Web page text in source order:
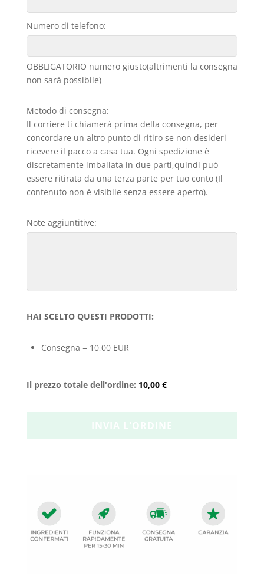
Numero di telefono:
OBBLIGATORIO numero giusto(altrimenti la consegna
non sarà possibile)
Metodo di consegna:
Il corriere ti chiamerà prima della consegna, per
concordare un altro punto di ritiro se non desideri
ricevere il pacco a casa tua. Ogni spedizione è
discretamente imballata in due parti,quindi può
essere ritirata da una terza parte per tuo conto (Il
contenuto non è visibile senza essere aperto).
Note aggiuntitive:
HAI SCELTO QUESTI PRODOTTI:
Consegna = 10,00 EUR
Il prezzo totale dell'ordine: 10,00 €